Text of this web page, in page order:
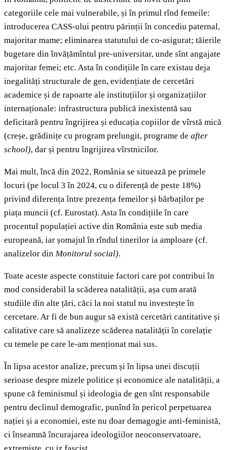
categoriile cele mai vulnerabile, și în primul rînd femeile:
introducerea CASS-ului pentru părinții în concediu paternal,
majoritar mame; eliminarea statutului de co-asigurat; tăierile
bugetare din învățămîntul pre-universitar, unde sînt angajate
majoritar femei; etc. Asta în condițiile în care existau deja
inegalități structurale de gen, evidențiate de cercetări
academice și de rapoarte ale instituțiilor și organizațiilor
internaționale: infrastructura publică inexistentă sau
deficitară pentru îngrijirea și educația copiilor de vîrstă mică
(creșe, grădinițe cu program prelungit, programe de after
school), dar și pentru îngrijirea vîrstnicilor.
Mai mult, încă din 2022, România se situează pe primele
locuri (pe locul 3 în 2024, cu o diferență de peste 18%)
privind diferența între prezența femeilor și bărbaților pe
piața muncii (cf. Eurostat). Asta în condițiile în care
procentul populației active din România este sub media
europeană, iar șomajul în rîndul tinerilor ia amploare (cf.
analizelor din Monitorul social).
Toate aceste aspecte constituie factori care pot contribui în
mod considerabil la scăderea natalității, așa cum arată
studiile din alte țări, căci la noi statul nu investește în
cercetare. Ar fi de bun augur să există cercetări cantitative și
calitative care să analizeze scăderea natalității în corelație
cu temele pe care le-am menționat mai sus.
În lipsa acestor analize, precum și în lipsa unei discuții
serioase despre mizele politice și economice ale natalității, a
spune că feminismul și ideologia de gen sînt responsabile
pentru declinul demografic, punînd în pericol perpetuarea
nației și a economiei, este nu doar demagogie anti-feministă,
ci înseamnă încurajarea ideologiilor neoconservatoare,